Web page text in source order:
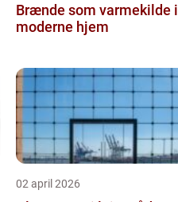
Brænde som varmekilde i
moderne hjem
02 april 2026